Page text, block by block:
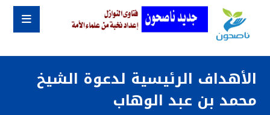
الأهداف الرئيسية لدعوة الشيخ
محمد بن عبد الوهاب